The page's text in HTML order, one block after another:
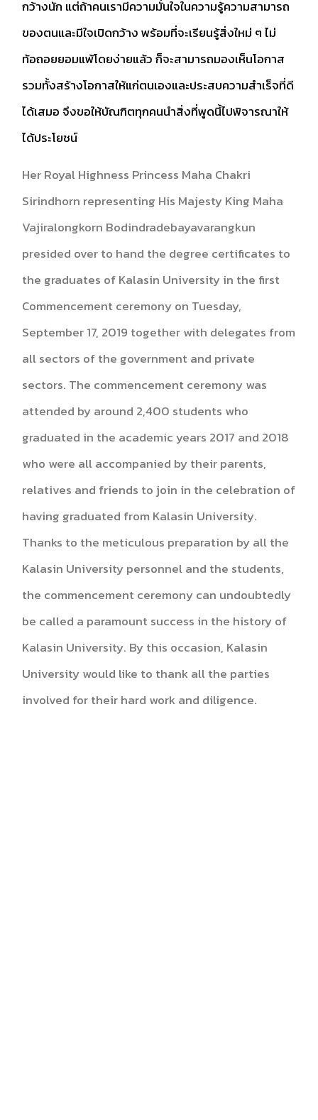
กว้างนัก แต่ถ้าคนเรามีความมั่นใจในความรู้ความสามารถ
ของตนและมีใจเปิดกว้าง พร้อมที่จะเรียนรู้สิ่งใหม่ ๆ ไม่
ท้อถอยยอมแพ้โดยง่ายแล้ว ก็จะสามารถมองเห็นโอกาส
รวมทั้งสร้างโอกาสให้แก่ตนเองและประสบความสำเร็จที่ดี
ได้เสมอ จึงขอให้บัณฑิตทุกคนนำสิ่งที่พูดนี้ไปพิจารณาให้
ได้ประโยชน์
Her Royal Highness Princess Maha Chakri
Sirindhorn representing His Majesty King Maha
Vajiralongkorn Bodindradebayavarangkun
presided over to hand the degree certificates to
the graduates of Kalasin University in the first
Commencement ceremony on Tuesday,
September 17, 2019 together with delegates from
all sectors of the government and private
sectors. The commencement ceremony was
attended by around 2,400 students who
graduated in the academic years 2017 and 2018
who were all accompanied by their parents,
relatives and friends to join in the celebration of
having graduated from Kalasin University.
Thanks to the meticulous preparation by all the
Kalasin University personnel and the students,
the commencement ceremony can undoubtedly
be called a paramount success in the history of
Kalasin University. By this occasion, Kalasin
University would like to thank all the parties
involved for their hard work and diligence.